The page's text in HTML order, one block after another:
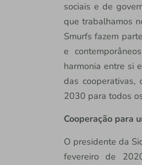
sociais e de
que trabalhamos
Smurfs fazem
e
harmonia entre si
das
2030 para todos
Cooperação para
O presidente da
fevereiro de